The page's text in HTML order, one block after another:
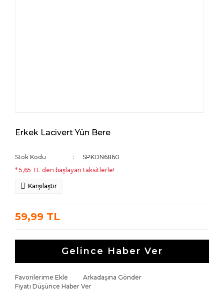
Erkek Lacivert Yün Bere
Stok Kodu
SPKDN6860
* 5,65 TL den başlayan taksitlerle!
Karşılaştır
59,99 TL
Gelince Haber Ver
Favorilerime Ekle
Arkadaşına Gönder
Fiyatı Düşünce Haber Ver